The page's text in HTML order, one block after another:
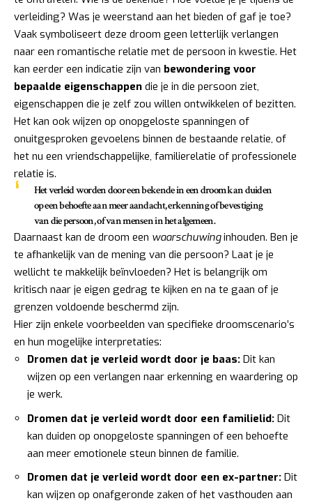
verleiding? Was je weerstand aan het bieden of gaf je toe?
Vaak symboliseert deze droom geen letterlijk verlangen
naar een romantische relatie met de persoon in kwestie. Het
kan eerder een indicatie zijn van bewondering voor
bepaalde eigenschappen die je in die persoon ziet,
eigenschappen die je zelf zou willen ontwikkelen of bezitten.
Het kan ook wijzen op onopgeloste spanningen of
onuitgesproken gevoelens binnen de bestaande relatie, of
het nu een vriendschappelijke, familierelatie of professionele
relatie is.
Het verleid worden door een bekende in een droom kan duiden
op een behoefte aan meer aandacht, erkenning of bevestiging
van die persoon, of van mensen in het algemeen.
Daarnaast kan de droom een waarschuwinginhouden. Ben je
te afhankelijk van de mening van die persoon? Laat je je
wellicht te makkelijk beïnvloeden? Het is belangrijk om
kritisch naar je eigen gedrag te kijken en na te gaan of je
grenzen voldoende beschermd zijn.
Hier zijn enkele voorbeelden van specifieke droomscenario’s
en hun mogelijke interpretaties:
Dromen dat je verleid wordt door je baas: Dit kan
wijzen op een verlangen naar erkenning en waardering op
je werk.
Dromen dat je verleid wordt door een familielid: Dit
kan duiden op onopgeloste spanningen of een behoefte
aan meer emotionele steun binnen de familie.
Dromen dat je verleid wordt door een ex-partner: Dit
kan wijzen op onafgeronde zaken of het vasthouden aan